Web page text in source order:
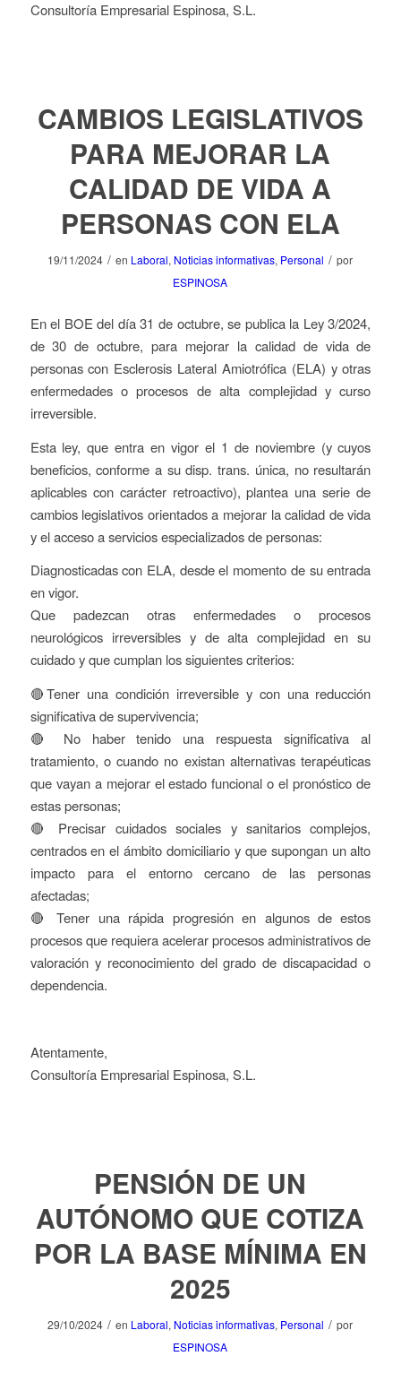
Consultoría Empresarial Espinosa, S.L.
CAMBIOS LEGISLATIVOS
PARA MEJORAR LA
CALIDAD DE VIDA A
PERSONAS CON ELA
19/11/2024 / en Laboral, Noticias informativas, Personal / por
ESPINOSA
En el BOE del día 31 de octubre, se publica la Ley 3/2024,
de 30 de octubre, para mejorar la calidad de vida de
personas con Esclerosis Lateral Amiotrófica (ELA) y otras
enfermedades o procesos de alta complejidad y curso
irreversible.
Esta ley, que entra en vigor el 1 de noviembre (y cuyos
beneficios, conforme a su disp. trans. única, no resultarán
aplicables con carácter retroactivo), plantea una serie de
cambios legislativos orientados a mejorar la calidad de vida
y el acceso a servicios especializados de personas:
Diagnosticadas con ELA, desde el momento de su entrada
en vigor.
Que padezcan otras enfermedades o procesos
neurológicos irreversibles y de alta complejidad en su
cuidado y que cumplan los siguientes criterios:
🔴Tener una condición irreversible y con una reducción
significativa de supervivencia;
🔴 No haber tenido una respuesta significativa al
tratamiento, o cuando no existan alternativas terapéuticas
que vayan a mejorar el estado funcional o el pronóstico de
estas personas;
🔴 Precisar cuidados sociales y sanitarios complejos,
centrados en el ámbito domiciliario y que supongan un alto
impacto para el entorno cercano de las personas
afectadas;
🔴 Tener una rápida progresión en algunos de estos
procesos que requiera acelerar procesos administrativos de
valoración y reconocimiento del grado de discapacidad o
dependencia.
Atentamente,
Consultoría Empresarial Espinosa, S.L.
PENSIÓN DE UN
AUTÓNOMO QUE COTIZA
POR LA BASE MÍNIMA EN
2025
29/10/2024 / en Laboral, Noticias informativas, Personal / por
ESPINOSA